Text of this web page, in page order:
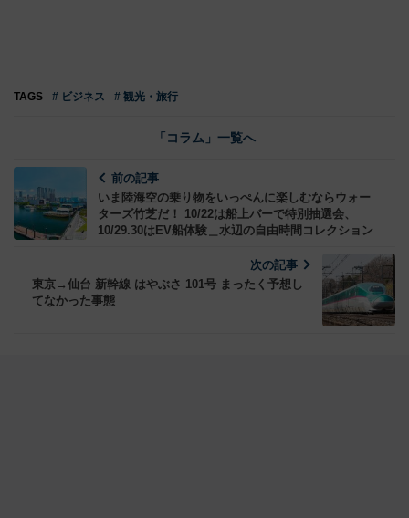
TAGS # ビジネス # 観光・旅行
「コラム」一覧へ
前の記事
いま陸海空の乗り物をいっぺんに楽しむならウォー
ターズ竹芝だ！ 10/22は船上バーで特別抽選会、
10/29.30はEV船体験＿水辺の自由時間コレクション
次の記事
東京→仙台 新幹線 はやぶさ 101号 まったく予想し
てなかった事態